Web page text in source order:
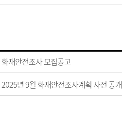
화재안전조사 모집공고
2025년 9월 화재안전조사계획 사전 공개